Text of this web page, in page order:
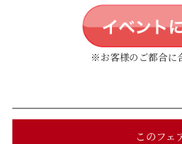
※お客様のご都合に
このフェ